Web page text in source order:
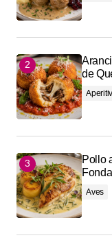
de
Pollo
Aves